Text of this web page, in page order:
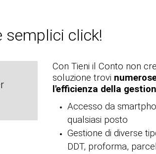
semplici click!
Con Tieni il Conto non
soluzione trovi
l'efficienza della
Accesso da
qualsiasi posto
Gestione di diverse
DDT, proforma,